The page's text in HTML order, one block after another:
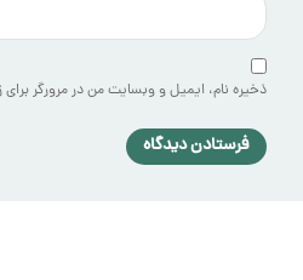
ذخیره نام، ایمیل و وبسایت من در مرورگر